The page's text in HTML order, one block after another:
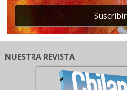
Suscribir
NUESTRA REVISTA